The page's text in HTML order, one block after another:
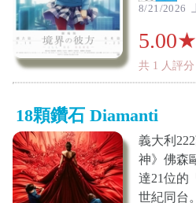
8/21/2026
5.00★
共 1 人評分
18顆鑽石 Diamanti
義大利
神》佛森
達21位的
世紀同台。